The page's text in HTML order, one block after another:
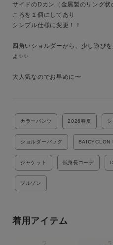
サイドのDカン（金属製のリング
ころを１個にしてあり
シンプル仕様に変更！！
四角いショルダーから、少し遊び
よ✨✨
大人気なのでお早めに〜
カラーパンツ 2026春夏
ショルダーバッグ BAICYCLON
ジャケット 低身長コーデ
ブルゾン
着用アイテム